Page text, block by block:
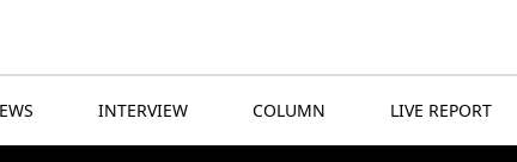
INTERVIEW COLUMN LIVE REPORT